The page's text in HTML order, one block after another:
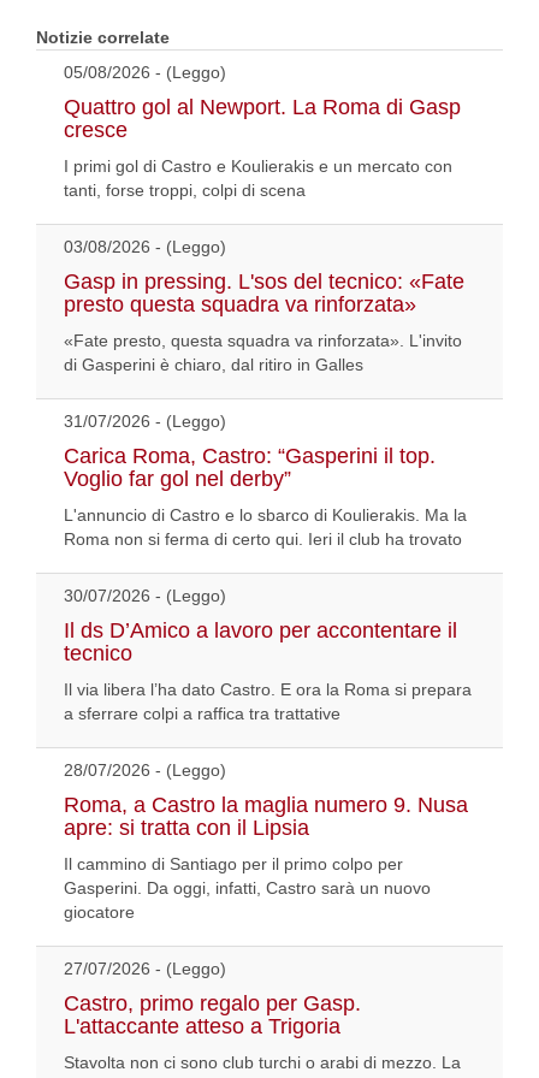
Notizie correlate
05/08/2026 - (Leggo)
Quattro gol al Newport. La Roma di Gasp
cresce
I primi gol di Castro e Koulierakis e un mercato con
tanti, forse troppi, colpi di scena
03/08/2026 - (Leggo)
Gasp in pressing. L'sos del tecnico: «Fate
presto questa squadra va rinforzata»
«Fate presto, questa squadra va rinforzata». L'invito
di Gasperini è chiaro, dal ritiro in Galles
31/07/2026 - (Leggo)
Carica Roma, Castro: “Gasperini il top.
Voglio far gol nel derby”
L'annuncio di Castro e lo sbarco di Koulierakis. Ma la
Roma non si ferma di certo qui. Ieri il club ha trovato
30/07/2026 - (Leggo)
Il ds D’Amico a lavoro per accontentare il
tecnico
Il via libera l’ha dato Castro. E ora la Roma si prepara
a sferrare colpi a raffica tra trattative
28/07/2026 - (Leggo)
Roma, a Castro la maglia numero 9. Nusa
apre: si tratta con il Lipsia
Il cammino di Santiago per il primo colpo per
Gasperini. Da oggi, infatti, Castro sarà un nuovo
giocatore
27/07/2026 - (Leggo)
Castro, primo regalo per Gasp.
L'attaccante atteso a Trigoria
Stavolta non ci sono club turchi o arabi di mezzo. La